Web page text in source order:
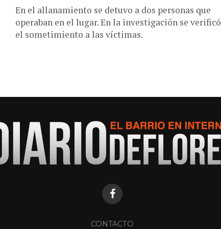
En el allanamiento se detuvo a dos personas que
operaban en el lugar. En la investigación se verificó
el sometimiento a las víctimas.
CONTACTO